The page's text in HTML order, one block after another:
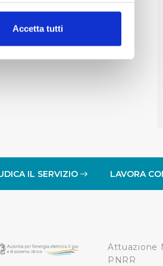
(impronte
che l’Utente ha fornito
i singoli cookie
Accetta tutti
IL SERVIZIO LAVORA
Attuazione
PNRR